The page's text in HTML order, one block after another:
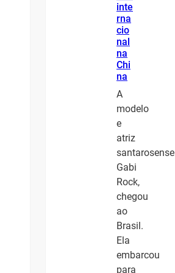
inte
rna
cio
nal
na
Chi
na
A
modelo
e
atriz
santarosense
Gabi
Rock,
chegou
ao
Brasil.
Ela
embarcou
para